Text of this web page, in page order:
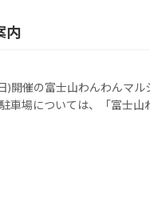
内
)開催の富士山わんわんマ
車場については、「富士